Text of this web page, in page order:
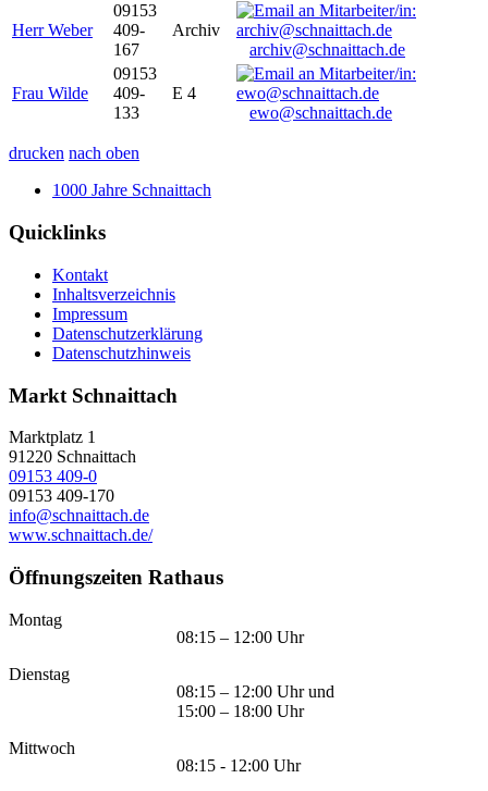
Herr Weber
09153
409-
167
Archiv
archiv@schnaittach.de
Frau Wilde
09153
409-
133
E 4
ewo@schnaittach.de
drucken nach oben
1000 Jahre Schnaittach
Quicklinks
Kontakt
Inhaltsverzeichnis
Impressum
Datenschutzerklärung
Datenschutzhinweis
Markt Schnaittach
Marktplatz 1
91220 Schnaittach
09153 409-0
09153 409-170
info@schnaittach.de
www.schnaittach.de/
Öffnungszeiten Rathaus
Montag
08:15 – 12:00 Uhr
Dienstag
08:15 – 12:00 Uhr und
15:00 – 18:00 Uhr
Mittwoch
08:15 - 12:00 Uhr